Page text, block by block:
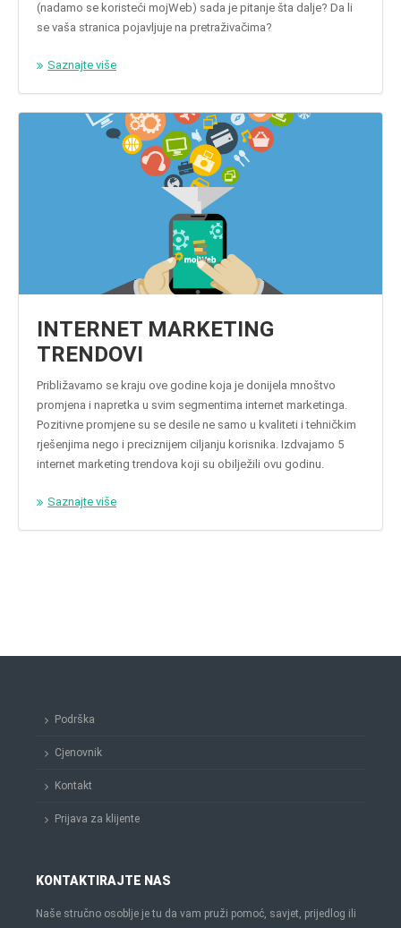
(nadamo se koristeći mojWeb) sada je pitanje šta dalje? Da li
se vaša stranica pojavljuje na pretraživačima?
Saznajte više
INTERNET MARKETING
TRENDOVI
Približavamo se kraju ove godine koja je donijela mnoštvo
promjena i napretka u svim segmentima internet marketinga.
Pozitivne promjene su se desile ne samo u kvaliteti i tehničkim
rješenjima nego i preciznijem ciljanju korisnika. Izdvajamo 5
internet marketing trendova koji su obilježili ovu godinu.
Saznajte više
Podrška
Cjenovnik
Kontakt
Prijava za klijente
KONTAKTIRAJTE NAS
Naše stručno osoblje je tu da vam pruži pomoć, savjet, prijedlog ili